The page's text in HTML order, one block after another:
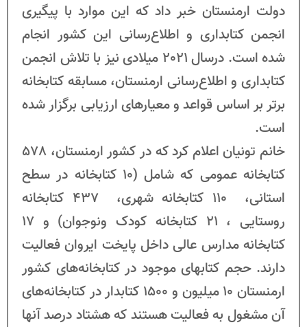
دولت ارمنستان خبر داد که این موارد با پیگیری
انجمن کتابداری و اطلاع‌رسانی این کشور انجام
شده است. درسال 2021 میلادی نیز با تلاش انجمن
کتابداری و اطلاع‌رسانی ارمنستان، مسابقه کتابخانه
برتر بر اساس قواعد و معیارهای ارزیابی برگزار شده
است.
خانم تونیان اعلام کرد که در کشور ارمنستان، 578
کتابخانه عمومی که شامل (10 کتابخانه در سطح
استانی، 110 کتابخانه شهری، 437 کتابخانه
روستایی ، 21 کتابخانه کودک ونوجوان) و 17
کتابخانه مدارس عالی داخل پایخت ایروان فعالیت
دارند. حجم کتابهای موجود در کتابخانه‌های کشور
ارمنستان 10 میلیون و 1500 کتابدار در کتابخانه‌های
آن مشغول به فعالیت هستند که هشتاد درصد آنها